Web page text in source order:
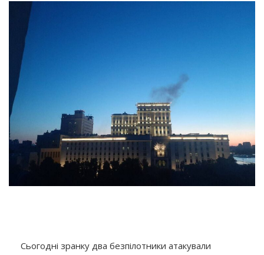
Сьогодні зранку два безпілотники атакували